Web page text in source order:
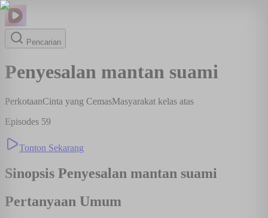
Pencarian
Penyesalan mantan suami
PerkotaanCinta yang CemasMasyarakat kelas atas
Episodes 59
Tonton Sekarang
Sinopsis Penyesalan mantan suami
Pertanyaan Umum